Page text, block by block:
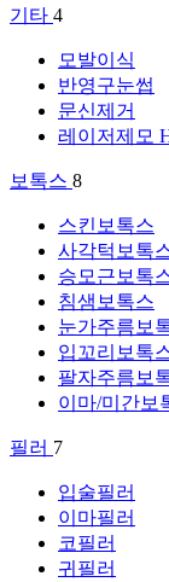
기타 4
모발이식
반영구눈썹
문신제거
레이저제모
보톡스 8
스킨보톡스
사각턱보톡
승모근보톡
침샘보톡스
눈가주름보
입꼬리보톡
팔자주름보
이마/미간보
필러 7
입술필러
이마필러
코필러
귀필러